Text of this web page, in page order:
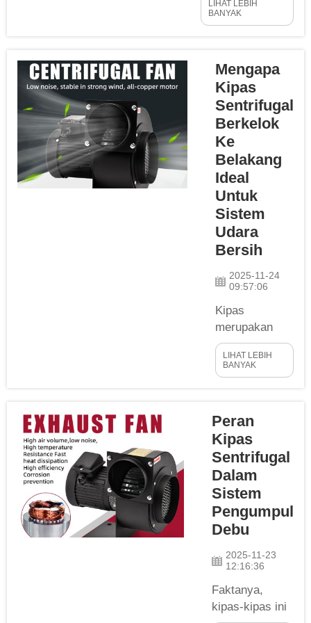
menggunakan
gaya
yang Harus
Dihindari Di
penguat air
merupakan aset
berharga yang
membantu
meningkatkan
aliran air. Namun,
pemasangan
yang tidak tepat
dapat
menyebabkan
sistem tidak
berfungsi,
sehingga artikel
ini membahas...
LIHAT LEBIH
BANYAK
Mengapa
Kipas
Sentrifugal
Berkelok
Ke
Belakang
Ideal
Untuk
Sistem
Udara
Bersih
2025-11-24
09:57:06
Kipas
merupakan
bagian internal
yang sangat
penting dalam
beroperasi
tanpa spoiler
untuk
melakukan
tugas berat
dan menjaga
kualitas udara
Kipas
berbaling-
baling
LIHAT LEBIH
BANYAK
Peran
Kipas
Sentrifugal
Dalam
Sistem
Pengumpul
Debu
2025-11-23
12:16:36
Faktanya,
kipas-kipas ini